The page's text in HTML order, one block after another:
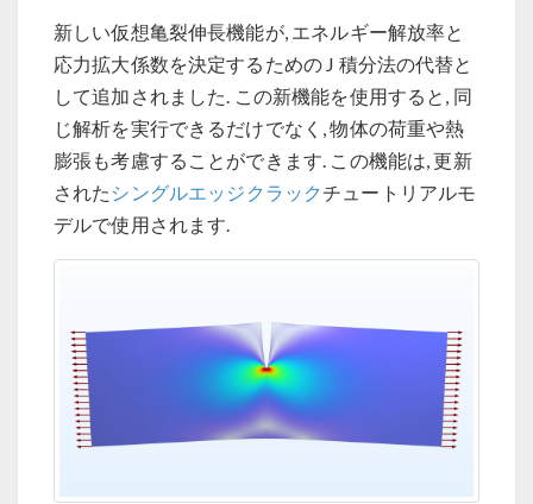
新しい仮想亀裂伸長機能が, エネルギー解放率と
応力拡大係数を決定するための J 積分法の代替と
して追加されました. この新機能を使用すると, 同
じ解析を実行できるだけでなく, 物体の荷重や熱
膨張も考慮することができます. この機能は, 更新
された シングルエッジクラックチュートリアルモ
デルで使用されます.